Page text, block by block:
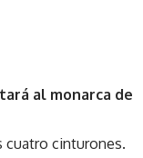
al monarca de
cuatro cinturones.